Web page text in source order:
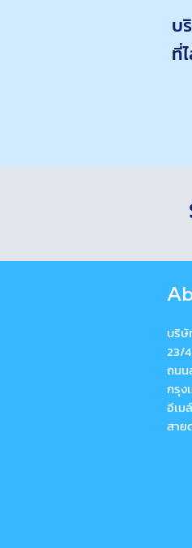
บ
ที่
บริษั
23/
ถนน
กรุง
อีเม
สาย